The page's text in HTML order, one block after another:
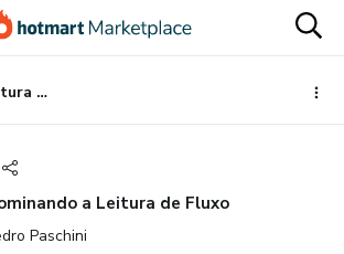
Dominando a Leitura de Fluxo
a Leitura de Fluxo
Paschini